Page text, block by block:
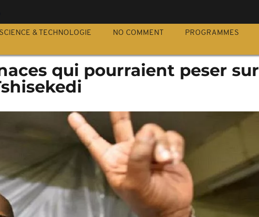
SCIENCE & TECHNOLOGIE NO COMMENT PROGRAMMES
qui pourraient peser sur